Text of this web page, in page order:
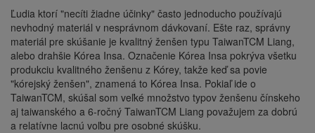
Ľudia ktorí "necíti žiadne účinky" často jednoducho používajú
nevhodný materiál v nesprávnom dávkovaní. Ešte raz, správny
materiál pre skúšanie je kvalitný ženšen typu TaiwanTCM Liang,
alebo drahšie Kórea Insa. Označenie Kórea Insa pokrýva všetku
produkciu kvalitného ženšenu z Kórey, takže keď sa povie
"kórejský ženšen", znamená to Kórea Insa. Pokiaľ ide o
TaiwanTCM, skúšal som veľké množstvo typov ženšenu čínskeho
aj taiwanského a 6-ročný TaiwanTCM Liang považujem za dobrú
a relatívne lacnú voľbu pre osobné skúšku.